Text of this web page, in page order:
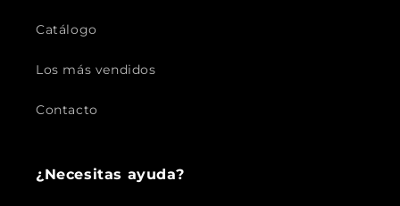
Catálogo
Los más vendidos
Contacto
¿Necesitas ayuda?